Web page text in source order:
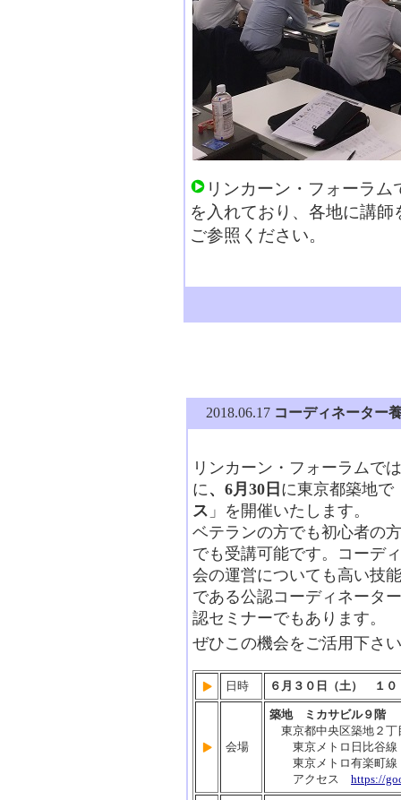
リンカーン・フォーラ
を入れており、各地に講
ご参照ください。
2018.06.17 コーディネーター
リンカーン・フォーラムで
に、6月30日 に東京都築地で
ス 」を開催いたします。
ベテランの方でも初心者の
でも受講可能です。コーデ
会の運営についても高い技
である公認コーディネータ
認セミナーでもあります。
ぜひこの機会をご活用下さい
日時 ６月３０日（土） １
会場
築地 ミカサビル９階
東京都中央区築地２丁
東京メトロ日比谷線
東京メトロ有楽町線
アクセス https://